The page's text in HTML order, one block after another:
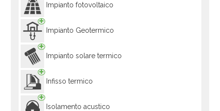
Impianto fotovoltaico
Impianto Geotermico
Impianto solare termico
Infisso termico
Isolamento acustico